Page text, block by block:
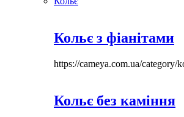
Кольє з фіанітами
https://cameya.com.ua/category/
Кольє без каміння